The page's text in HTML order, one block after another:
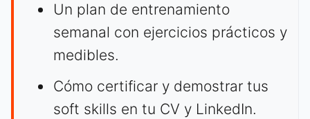
Un plan de entrenamiento
semanal con ejercicios prácticos y
medibles.
Cómo certificar y demostrar tus
soft skills en tu CV y LinkedIn.